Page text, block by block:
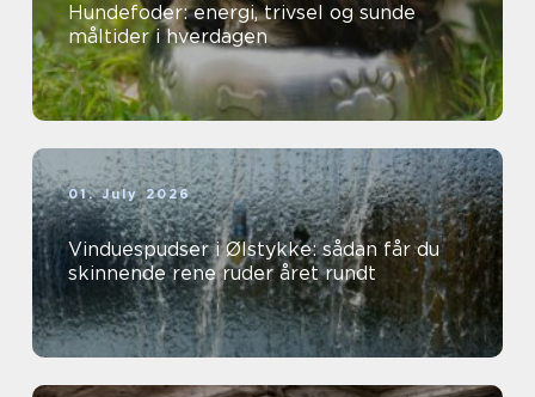
Hundefoder: energi, trivsel og sunde
måltider i hverdagen
01. July 2026
Vinduespudser i Ølstykke: sådan får du
skinnende rene ruder året rundt